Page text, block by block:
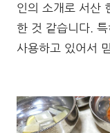
인의 소개로 서산
한 것 같습니다.
사용하고 있어서